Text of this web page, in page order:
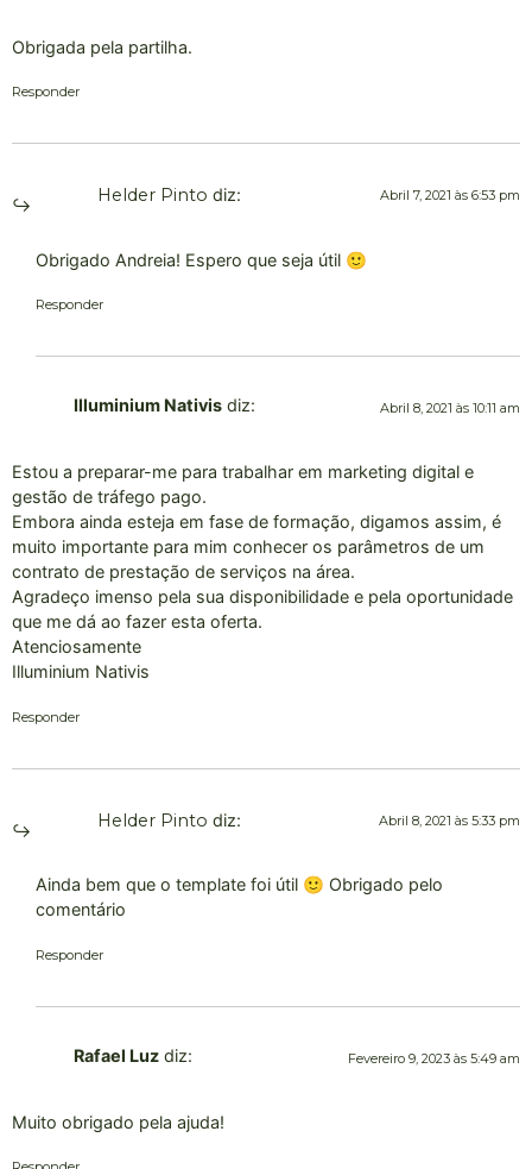
Obrigada pela partilha.
Responder
Helder Pinto diz: Abril 7, 2021 às 6:53 pm
Obrigado Andreia! Espero que seja útil 🙂
Responder
Illuminium Nativis diz: Abril 8, 2021 às 10:11 am
Estou a preparar-me para trabalhar em marketing digital e
gestão de tráfego pago.
Embora ainda esteja em fase de formação, digamos assim, é
muito importante para mim conhecer os parâmetros de um
contrato de prestação de serviços na área.
Agradeço imenso pela sua disponibilidade e pela oportunidade
que me dá ao fazer esta oferta.
Atenciosamente
Illuminium Nativis
Responder
Helder Pinto diz: Abril 8, 2021 às 5:33 pm
Ainda bem que o template foi útil 🙂 Obrigado pelo
comentário
Responder
Rafael Luz diz: Fevereiro 9, 2023 às 5:49 am
Muito obrigado pela ajuda!